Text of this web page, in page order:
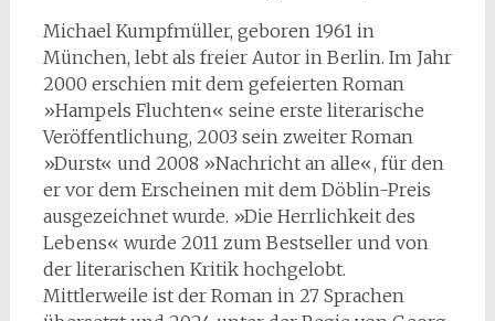
Michael Kumpfmüller, geboren 1961 in
München, lebt als freier Autor in Berlin. Im Jahr
2000 erschien mit dem gefeierten Roman
»Hampels Fluchten« seine erste literarische
Veröffentlichung, 2003 sein zweiter Roman
»Durst« und 2008 »Nachricht an alle«, für den
er vor dem Erscheinen mit dem Döblin-Preis
ausgezeichnet wurde. »Die Herrlichkeit des
Lebens« wurde 2011 zum Bestseller und von
der literarischen Kritik hochgelobt.
Mittlerweile ist der Roman in 27 Sprachen